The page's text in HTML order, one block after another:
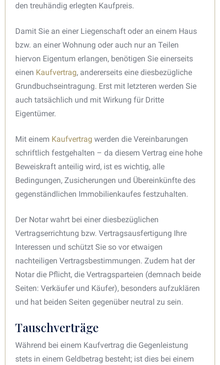
den treuhändig erlegten Kaufpreis.
Damit Sie an einer Liegenschaft oder an einem Haus
bzw. an einer Wohnung oder auch nur an Teilen
hiervon Eigentum erlangen, benötigen Sie einerseits
einen Kaufvertrag, andererseits eine diesbezügliche
Grundbuchseintragung. Erst mit letzteren werden Sie
auch tatsächlich und mit Wirkung für Dritte
Eigentümer.
Mit einem Kaufvertrag werden die Vereinbarungen
schriftlich festgehalten – da diesem Vertrag eine hohe
Beweiskraft anteilig wird, ist es wichtig, alle
Bedingungen, Zusicherungen und Übereinkünfte des
gegenständlichen Immobilienkaufes festzuhalten.
Der Notar wahrt bei einer diesbezüglichen
Vertragserrichtung bzw. Vertragsausfertigung Ihre
Interessen und schützt Sie so vor etwaigen
nachteiligen Vertragsbestimmungen. Zudem hat der
Notar die Pflicht, die Vertragsparteien (demnach beide
Seiten: Verkäufer und Käufer), besonders aufzuklären
und hat beiden Seiten gegenüber neutral zu sein.
Tauschverträge
Während bei einem Kaufvertrag die Gegenleistung
stets in einem Geldbetrag besteht; ist dies bei einem